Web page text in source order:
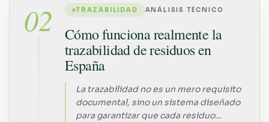
02 TRAZABILIDAD ANÁLISIS TÉCNICO
Cómo funciona realmente la
trazabilidad de residuos en
España
La trazabilidad no es un mero requisito
documental, sino un sistema diseñado
para garantizar que cada residuo